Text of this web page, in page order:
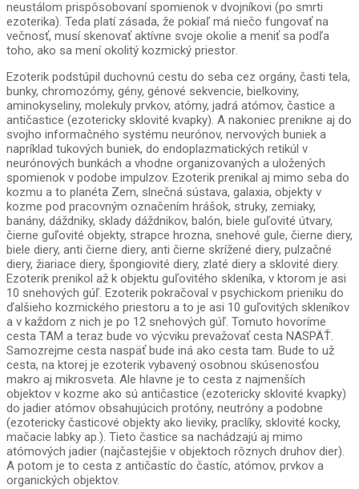
neustálom prispôsobovaní spomienok v dvojníkovi (po smrti
ezoterika). Teda platí zásada, že pokiaľ má niečo fungovať na
večnosť, musí skenovať aktívne svoje okolie a meniť sa podľa
toho, ako sa mení okolitý kozmický priestor.
Ezoterik podstúpil duchovnú cestu do seba cez orgány, časti tela,
bunky, chromozómy, gény, génové sekvencie, bielkoviny,
aminokyseliny, molekuly prvkov, atómy, jadrá atómov, častice a
antičastice (ezotericky sklovité kvapky). A nakoniec prenikne aj do
svojho informačného systému neurónov, nervových buniek a
napríklad tukových buniek, do endoplazmatických retikúl v
neurónových bunkách a vhodne organizovaných a uložených
spomienok v podobe impulzov. Ezoterik prenikal aj mimo seba do
kozmu a to planéta Zem, slnečná sústava, galaxia, objekty v
kozme pod pracovným označením hrášok, struky, zemiaky,
banány, dáždniky, sklady dáždnikov, balón, biele guľovité útvary,
čierne guľovité objekty, strapce hrozna, snehové gule, čierne diery,
biele diery, anti čierne diery, anti čierne skrížené diery, pulzačné
diery, žiariace diery, špongiovité diery, zlaté diery a sklovité diery.
Ezoterik prenikol až k objektu guľovitého skleníka, v ktorom je asi
10 snehových gúľ. Ezoterik pokračoval v psychickom prieniku do
ďalšieho kozmického priestoru a to je asi 10 guľovitých skleníkov
a v každom z nich je po 12 snehových gúľ. Tomuto hovoríme
cesta TAM a teraz bude vo výcviku prevažovať cesta NASPÄŤ.
Samozrejme cesta naspäť bude iná ako cesta tam. Bude to už
cesta, na ktorej je ezoterik vybavený osobnou skúsenosťou
makro aj mikrosveta. Ale hlavne je to cesta z najmenších
objektov v kozme ako sú antičastice (ezotericky sklovité kvapky)
do jadier atómov obsahujúcich protóny, neutróny a podobne
(ezotericky časticové objekty ako lieviky, praclíky, sklovité kocky,
mačacie labky ap.). Tieto častice sa nachádzajú aj mimo
atómových jadier (najčastejšie v objektoch rôznych druhov dier).
A potom je to cesta z antičastíc do častíc, atómov, prvkov a
organických objektov.